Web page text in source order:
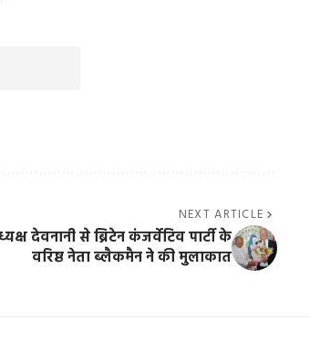
NEXT ARTICLE
देवनानी से ब्रिटेन कंजर्वेटिव पार्टी के
वरिष्ठ नेता ब्लैकमैन ने की मुलाकात